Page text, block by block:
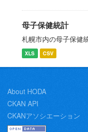
母子保健統計
札幌市内の母子保健
XLS CSV
About HODA
CKAN API
CKANアソシエーション